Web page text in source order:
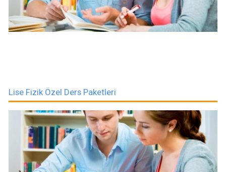
Lise Fizik Özel Ders Paketleri